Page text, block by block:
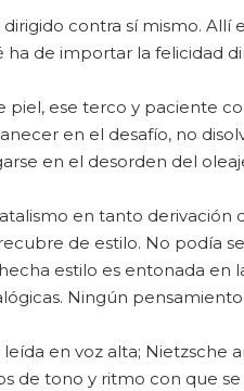
contra sí mismo.
de importar la felicidad
piel, ese terco y paciente
en el desafío, no
en el desorden del
en tanto
de estilo. No podía
estilo es entonada en
Ningún
en voz alta;
de tono y ritmo con que